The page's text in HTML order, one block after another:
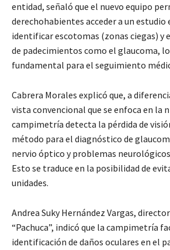
entidad, señaló que el nuevo equipo
derechohabientes acceder a un estudio
identificar escotomas (zonas ciegas) y
de padecimientos como el glaucoma, lo
fundamental para el seguimiento
Cabrera Morales explicó que, a
vista convencional que se enfoca en la
campimetría detecta la pérdida de
método para el diagnóstico de
nervio óptico y problemas
Esto se traduce en la posibilidad de
unidades.
Andrea Suky Hernández Vargas,
“Pachuca”, indicó que la campimetría
identificación de daños oculares en el